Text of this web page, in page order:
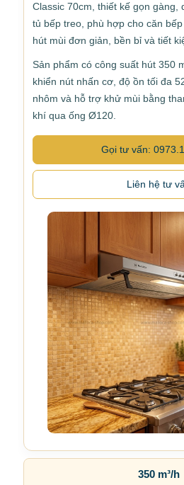
Classic 70cm, thiết kế gọn gàng,
tủ bếp treo, phù hợp cho căn
hút mùi đơn giản, bền bỉ và tiết
Sản phẩm có công suất hút 350
khiển nút nhấn cơ, độ ồn tối đa
nhôm và hỗ trợ khử mùi bằng
khí qua ống Ø120.
Gọi tư vấn:
Liên hệ tư
350 m³/h